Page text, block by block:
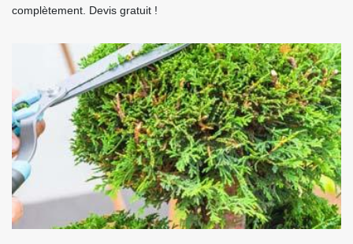
complètement. Devis gratuit !